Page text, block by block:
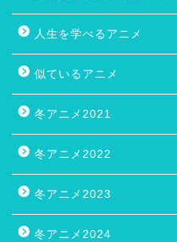
人生を学べるアニメ
似ているアニメ
冬アニメ2021
冬アニメ2022
冬アニメ2023
冬アニメ2024